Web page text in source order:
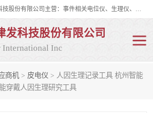
眼动仪多少钱?北京津发科技股份有限公司主营：事件相关电位仪、生理仪、肌电仪、脑电仪、皮电仪、眼动仪；是国家级高新技术企业、科技部认定的科技型中小企业和中关村高新技术企业，具备保密资格，具备自主进出口经营权；自主研发技术、产品与服务荣获多项省部级科学技术奖励、国家发明专利、国家软件著作权和省部级新技术新产品（服务）认证。
发科技股份有限公司
Inc
商机 > 皮电仪 > 人因生理记录工具 杭州智能
穿戴人因生理研究工具
脑电仪